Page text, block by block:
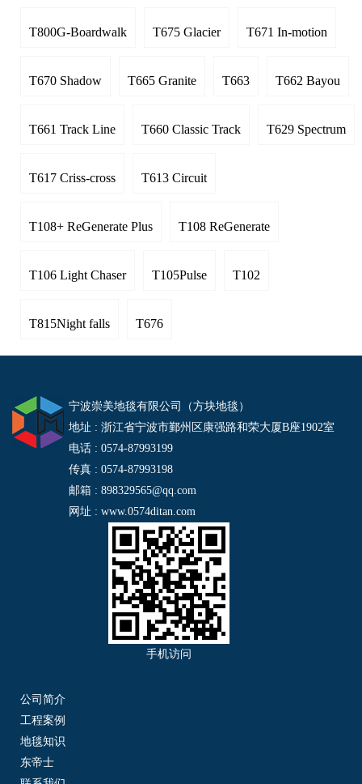
T800G-Boardwalk T675 Glacier T671 In-motion
T670 Shadow T665 Granite T663 T662 Bayou
T661 Track Line T660 Classic Track T629 Spectrum
T617 Criss-cross T613 Circuit
T108+ ReGenerate Plus T108 ReGenerate
T106 Light Chaser T105Pulse T102
T815Night falls T676
宁波崇美地毯有限公司（方块地毯）
地址 : 浙江省宁波市鄞州区康强路和荣大厦B座1902室
电话 : 0574-87993199
传真 : 0574-87993198
邮箱 : 898329565@qq.com
网址 : www.0574ditan.com
手机访问
公司简介
工程案例
地毯知识
东帝士